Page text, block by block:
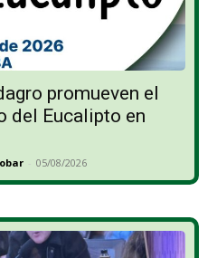
promueven el
del Eucalipto en
- 05/08/2026